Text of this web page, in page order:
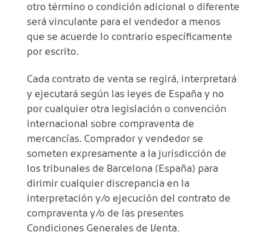
otro término o condición adicional o diferente
será vinculante para el vendedor a menos
que se acuerde lo contrario específicamente
por escrito.
Cada contrato de venta se regirá, interpretará
y ejecutará según las leyes de España y no
por cualquier otra legislación o convención
internacional sobre compraventa de
mercancías. Comprador y vendedor se
someten expresamente a la jurisdicción de
los tribunales de Barcelona (España) para
dirimir cualquier discrepancia en la
interpretación y/o ejecución del contrato de
compraventa y/o de las presentes
Condiciones Generales de Venta.